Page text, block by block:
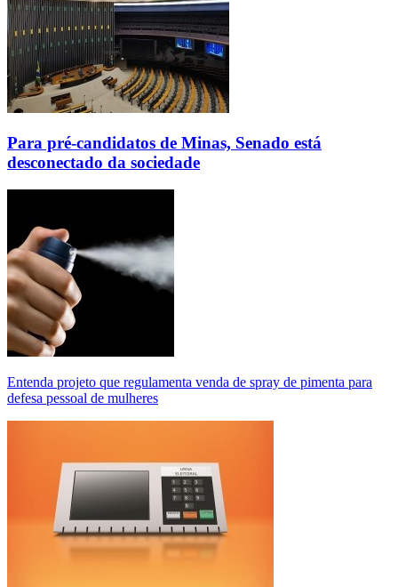
Para pré-candidatos de Minas, Senado está
desconectado da sociedade
Entenda projeto que regulamenta venda de spray de pimenta para
defesa pessoal de mulheres